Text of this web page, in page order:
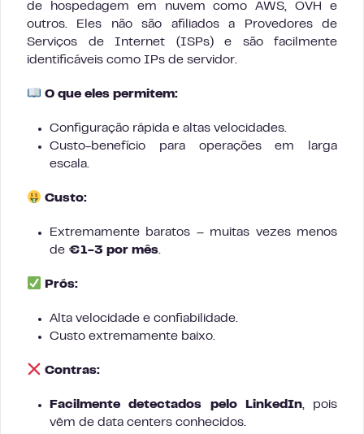
de hospedagem em nuvem como AWS, OVH e
outros. Eles não são afiliados a Provedores de
Serviços de Internet (ISPs) e são facilmente
identificáveis como IPs de servidor.
O que eles permitem:
Configuração rápida e altas velocidades.
Custo-benefício para operações em larga
escala.
Custo:
Extremamente baratos – muitas vezes menos
de €1-3 por mês.
Prós:
Alta velocidade e confiabilidade.
Custo extremamente baixo.
Contras:
Facilmente detectados pelo LinkedIn, pois
vêm de data centers conhecidos.